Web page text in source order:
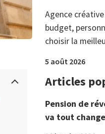
Agence
budget,
choisir la
5 août 2026
Articles
Pension de
va tout